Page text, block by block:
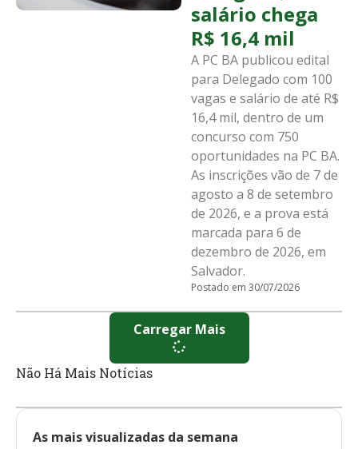
salário chega
R$ 16,4 mil
A PC BA publicou edital
para Delegado com 100
vagas e salário de até R$
16,4 mil, dentro de um
concurso com 750
oportunidades na PC BA.
As inscrições vão de 7 de
agosto a 8 de setembro
de 2026, e a prova está
marcada para 6 de
dezembro de 2026, em
Salvador.
Postado em 30/07/2026
Carregar Mais
Não Há Mais Notícias
As mais visualizadas da semana